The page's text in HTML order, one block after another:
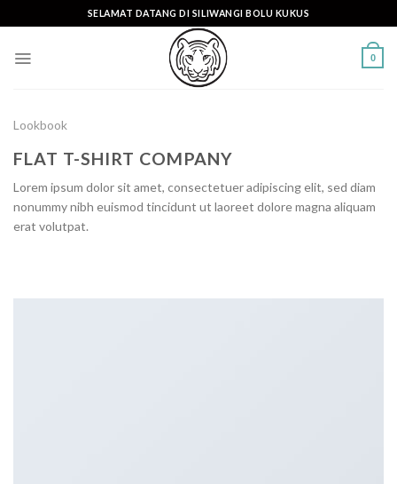
to
SELAMAT DATANG DI SILIWANGI BOLU KUKUS
0
Lookbook
FLAT T-SHIRT COMPANY
Lorem ipsum dolor sit amet, consectetuer adipiscing elit, sed diam
nonummy nibh euismod tincidunt ut laoreet dolore magna aliquam
erat volutpat.